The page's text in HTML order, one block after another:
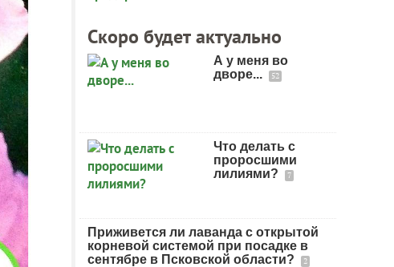
Скоро будет актуально
А у меня во
дворе...
52
Что делать с
проросшими
лилиями?
7
Приживется ли лаванда с открытой
корневой системой при посадке в
сентябре в Псковской области?
2